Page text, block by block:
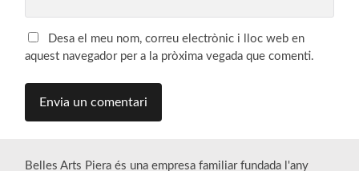
Desa el meu nom, correu electrònic i lloc web en
aquest navegador per a la pròxima vegada que comenti.
Belles Arts Piera és una empresa familiar fundada l'any